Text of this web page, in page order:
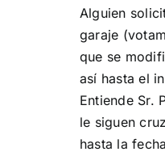
Alguien
garaje
que se
así hasta el
Entiende Sr.
le siguen
hasta la